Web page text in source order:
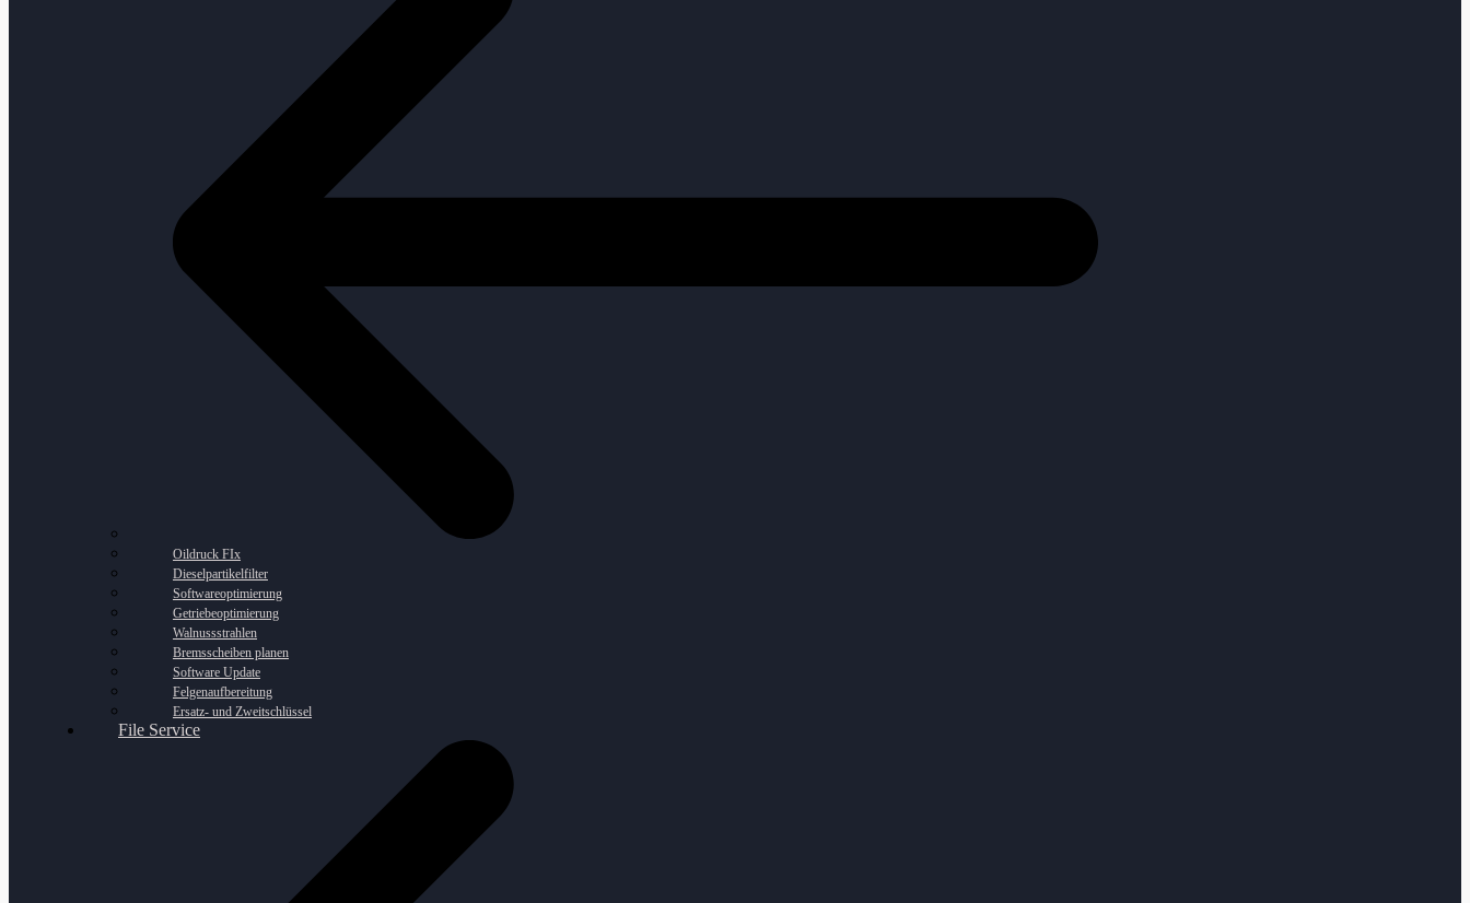
Oildruck FIx
Dieselpartikelfilter
Softwareoptimierung
Getriebeoptimierung
Walnussstrahlen
Bremsscheiben planen
Software Update
Felgenaufbereitung
Ersatz- und Zweitschlüssel
File Service